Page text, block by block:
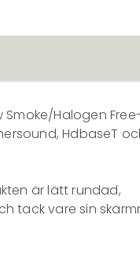
Smoke/Halogen
HdbaseT
är lätt rundad,
tack vare sin